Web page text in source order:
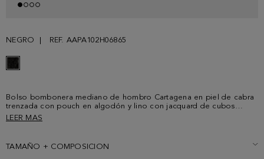
NEGRO REF. AAPA102H06865
Bolso bombonera mediano de hombro Cartagena en piel de cabra
trenzada con pouch en algodón y lino con jacquard de cubos
bicolor. Asa ajustable y cierre con fruncidor en piel a tono con
grabado.
LEER MAS
TAMAÑO + COMPOSICION